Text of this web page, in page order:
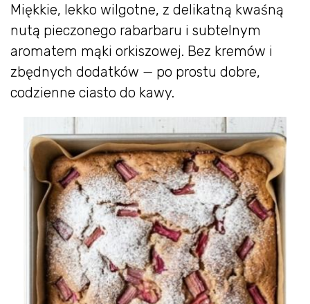
Miękkie, lekko wilgotne, z delikatną kwaśną
nutą pieczonego rabarbaru i subtelnym
aromatem mąki orkiszowej. Bez kremów i
zbędnych dodatków — po prostu dobre,
codzienne ciasto do kawy.